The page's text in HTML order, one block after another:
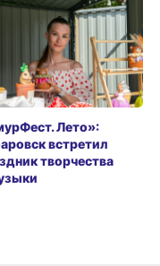
Лето»:
встретил
творчества